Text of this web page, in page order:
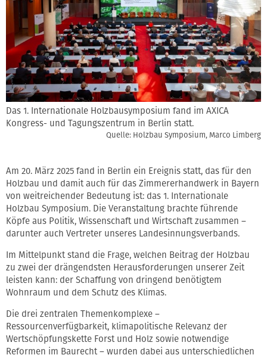
Das 1. Internationale Holzbausymposium fand im AXICA
Kongress- und Tagungszentrum in Berlin statt.
Quelle: Holzbau Symposium, Marco Limberg
Am 20. März 2025 fand in Berlin ein Ereignis statt, das für den
Holzbau und damit auch für das Zimmererhandwerk in Bayern
von weitreichender Bedeutung ist: das 1. Internationale
Holzbau Symposium. Die Veranstaltung brachte führende
Köpfe aus Politik, Wissenschaft und Wirtschaft zusammen –
darunter auch Vertreter unseres Landesinnungsverbands.
Im Mittelpunkt stand die Frage, welchen Beitrag der Holzbau
zu zwei der drängendsten Herausforderungen unserer Zeit
leisten kann: der Schaffung von dringend benötigtem
Wohnraum und dem Schutz des Klimas.
Die drei zentralen Themenkomplexe –
Ressourcenverfügbarkeit, klimapolitische Relevanz der
Wertschöpfungskette Forst und Holz sowie notwendige
Reformen im Baurecht – wurden dabei aus unterschiedlichen